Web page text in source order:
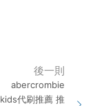
後一則
abercrombie
kids代刷推薦 推